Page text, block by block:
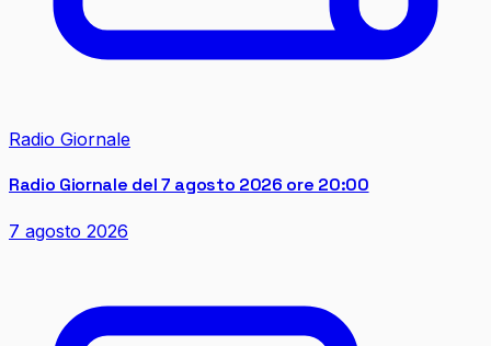
Radio Giornale
Radio Giornale del 7 agosto 2026 ore 20:00
7 agosto 2026